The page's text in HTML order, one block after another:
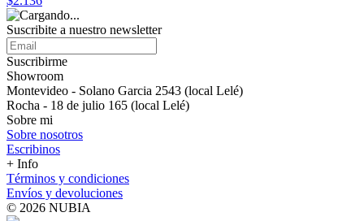
Suscribite a nuestro newsletter
Suscribirme
Showroom
Montevideo - Solano Garcia 2543 (local Lelé)
Rocha - 18 de julio 165 (local Lelé)
Sobre mi
Sobre nosotros
Escribinos
+ Info
Términos y condiciones
Envíos y devoluciones
© 2026 NUBIA